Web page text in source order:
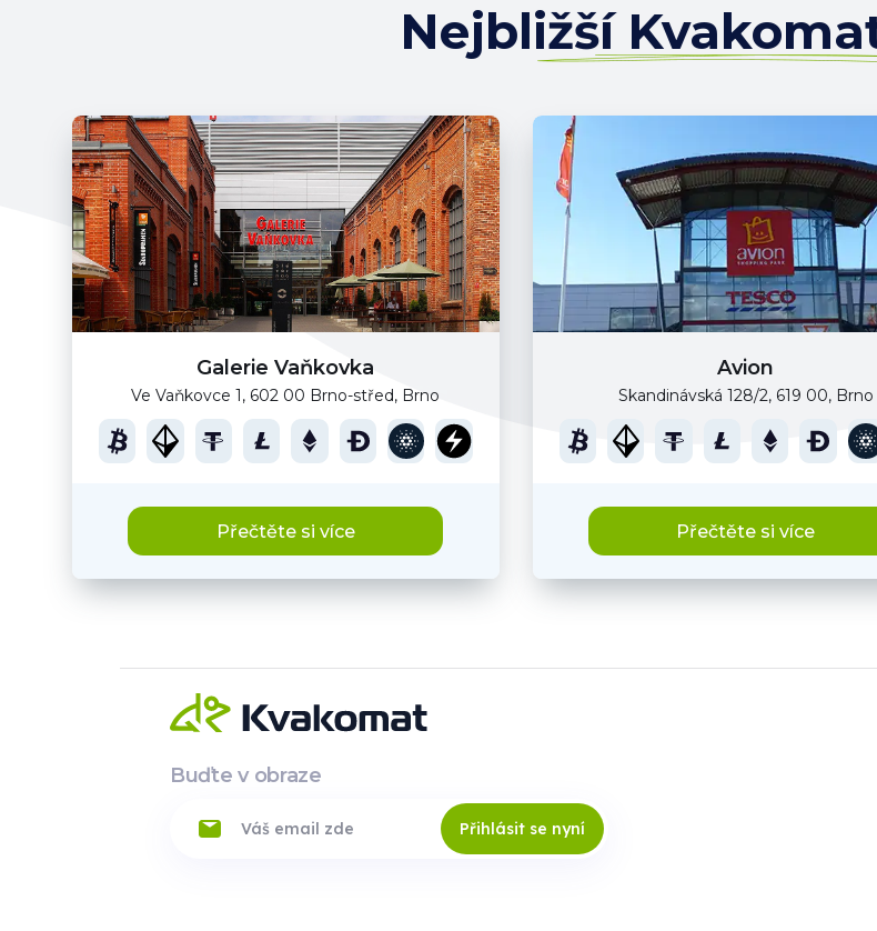
Nejbližší
Galerie Vaňkovka
Ve Vaňkovce 1, 602 00 Brno-střed, Brno
Přečtěte si více
Avion
Skandinávská 128/2, 619 00, Brno
Přečtěte si více
Buďte v obraze
Přihlásit se nyní